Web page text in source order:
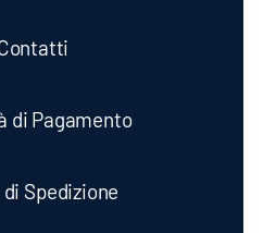
di Pagamento
di Spedizione